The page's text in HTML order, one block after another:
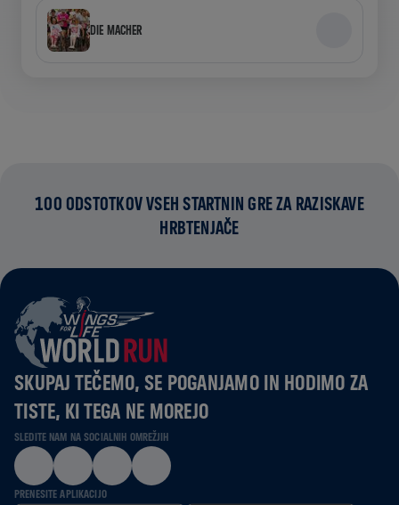
DIE MACHER
100 ODSTOTKOV VSEH STARTNIN GRE ZA RAZISKAVE
HRBTENJAČE
SKUPAJ TEČEMO, SE POGANJAMO IN HODIMO ZA
TISTE, KI TEGA NE MOREJO
SLEDITE NAM NA SOCIALNIH OMREŽJIH
PRENESITE APLIKACIJO